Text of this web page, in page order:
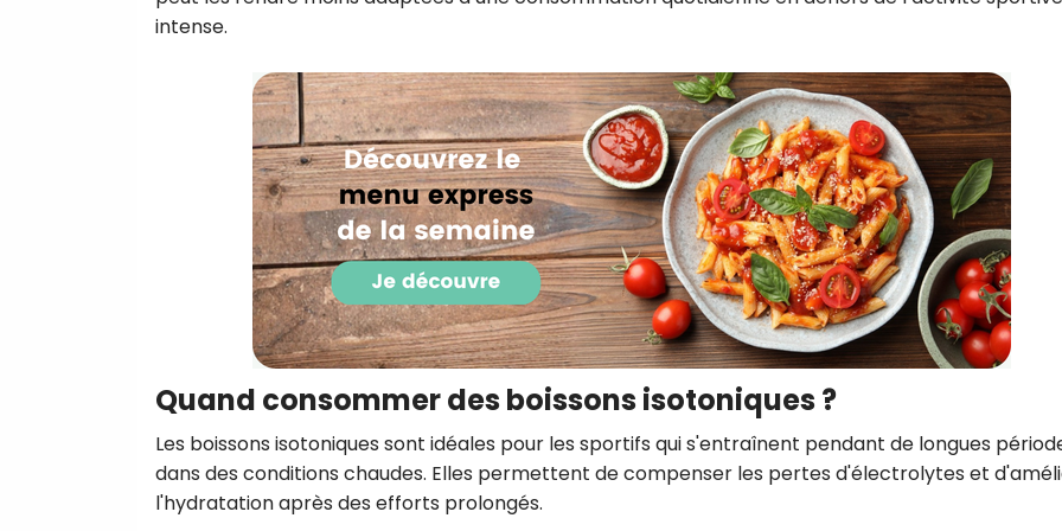
intense.
Quand consommer des boissons isotoniques ?
Les boissons isotoniques sont idéales pour les sportifs qui s'entraînent pendant de longues
dans des conditions chaudes. Elles permettent de compenser les pertes d'électrolytes et
l'hydratation après des efforts prolongés.